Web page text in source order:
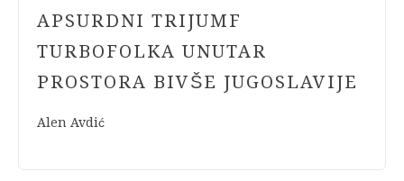
APSURDNI TRIJUMF
TURBOFOLKA UNUTAR
PROSTORA BIVŠE JUGOSLAVIJE
Alen Avdić